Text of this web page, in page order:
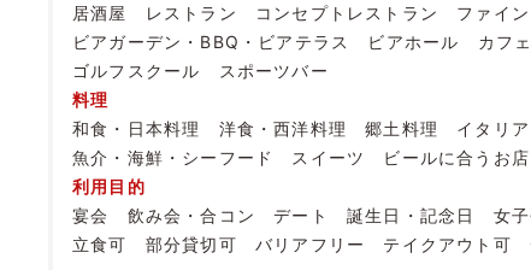
居酒屋
レストラン コンセプトレストラン ファイ
ビアガーデン・BBQ・ビアテラス
ビアホール カフ
ゴルフスクール
スポーツバー
料理
和食・日本料理
洋食・西洋料理 郷土料理 イタリ
魚介・海鮮・シーフード
スイーツ ビールに合うお店
利用目的
宴会
飲み会・合コン デート 誕生日・記念日 女
立食可
部分貸切可 バリアフリー テイクアウト可